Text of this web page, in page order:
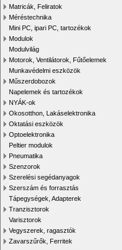
Matricák, Feliratok
Méréstechnika
Mini PC, ipari PC, tartozékok
Modulok
Modulvilág
Motorok, Ventilátorok, Fűtőelemek
Munkavédelmi eszközök
Műszerdobozok
Napelemek és tartozékok
NYÁK-ok
Okosotthon, Lakáselektronika
Oktatási eszközök
Optoelektronika
Peltier modulok
Pneumatika
Szenzorok
Szerelési segédanyagok
Szerszám és forrasztás
Tápegységek, Adapterek
Tranzisztorok
Varisztorok
Vegyszerek, ragasztók
Zavarszűrők, Ferritek